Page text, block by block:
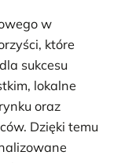
w
które
sukcesu
lokalne
oraz
Dzięki temu